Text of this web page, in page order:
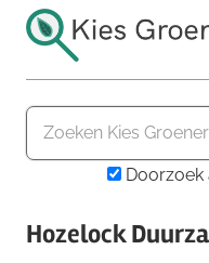
naar
inhoudKies
GroenerDoorzoek
Hozelock